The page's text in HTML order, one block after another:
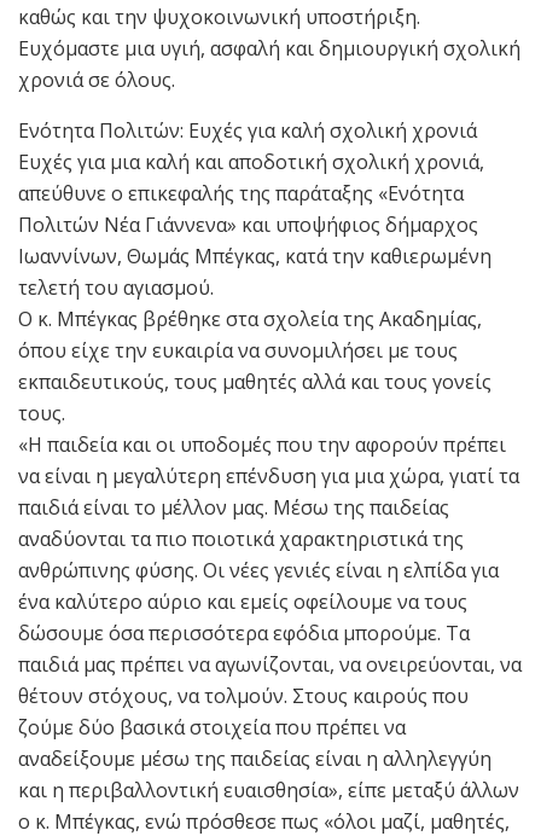
καθώς και την ψυχοκοινωνική υποστήριξη.
Ευχόμαστε μια υγιή, ασφαλή και δημιουργική σχολική
χρονιά σε όλους.
Ενότητα Πολιτών: Ευχές για καλή σχολική χρονιά
Ευχές για μια καλή και αποδοτική σχολική χρονιά,
απεύθυνε ο επικεφαλής της παράταξης «Ενότητα
Πολιτών Νέα Γιάννενα» και υποψήφιος δήμαρχος
Ιωαννίνων, Θωμάς Μπέγκας, κατά την καθιερωμένη
τελετή του αγιασμού.
Ο κ. Μπέγκας βρέθηκε στα σχολεία της Ακαδημίας,
όπου είχε την ευκαιρία να συνομιλήσει με τους
εκπαιδευτικούς, τους μαθητές αλλά και τους γονείς
τους.
«Η παιδεία και οι υποδομές που την αφορούν πρέπει
να είναι η μεγαλύτερη επένδυση για μια χώρα, γιατί τα
παιδιά είναι το μέλλον μας. Μέσω της παιδείας
αναδύονται τα πιο ποιοτικά χαρακτηριστικά της
ανθρώπινης φύσης. Οι νέες γενιές είναι η ελπίδα για
ένα καλύτερο αύριο και εμείς οφείλουμε να τους
δώσουμε όσα περισσότερα εφόδια μπορούμε. Τα
παιδιά μας πρέπει να αγωνίζονται, να ονειρεύονται, να
θέτουν στόχους, να τολμούν. Στους καιρούς που
ζούμε δύο βασικά στοιχεία που πρέπει να
αναδείξουμε μέσω της παιδείας είναι η αλληλεγγύη
και η περιβαλλοντική ευαισθησία», είπε μεταξύ άλλων
ο κ. Μπέγκας, ενώ πρόσθεσε πως «όλοι μαζί, μαθητές,